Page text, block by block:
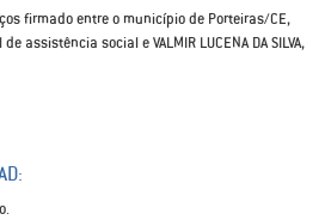
firmado entre o município de Porteiras/CE,
assistência social e VALMIR LUCENA DA SILVA,